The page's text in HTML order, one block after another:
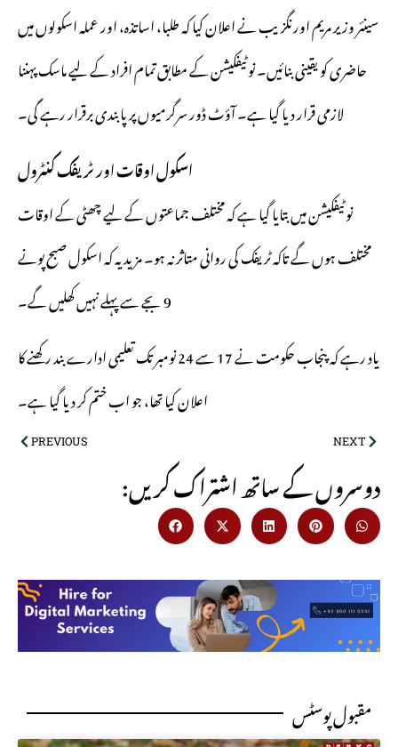
سینئر وزیر مریم اورنگزیب نے اعلان کیا کہ طلبا، اساتذہ، اور عملہ اسکولوں میں
حاضری کو یقینی بنائیں۔ نوٹیفکیشن کے مطابق تمام افراد کے لیے ماسک پہننا
لازمی قرار دیا گیا ہے۔ آؤٹ ڈور سرگرمیوں پر پابندی برقرار رہے گی۔
اسکول اوقات اور ٹریفک کنٹرول
نوٹیفکیشن میں بتایا گیا ہے کہ مختلف جماعتوں کے لیے چھٹی کے اوقات
مختلف ہوں گے تاکہ ٹریفک کی روانی متاثر نہ ہو۔ مزید یہ کہ اسکول صبح پونے
9 بجے سے پہلے نہیں کھلیں گے۔
یاد رہے کہ پنجاب حکومت نے 17 سے 24 نومبر تک تعلیمی ادارے بند رکھنے کا
اعلان کیا تھا، جو اب ختم کر دیا گیا ہے۔
PREVIOUS NEXT
:دوسروں کے ساتھ اشتراک کریں
مقبول پوسٹس